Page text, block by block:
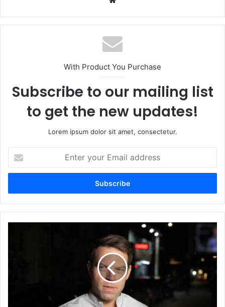
With Product You Purchase
Subscribe to our mailing list
to get the new updates!
Lorem ipsum dolor sit amet, consectetur.
your
Email